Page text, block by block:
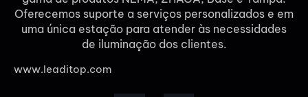
Oferecemos suporte a serviços personalizados e em
uma única estação para atender às necessidades
de iluminação dos clientes.
www.leaditop.com